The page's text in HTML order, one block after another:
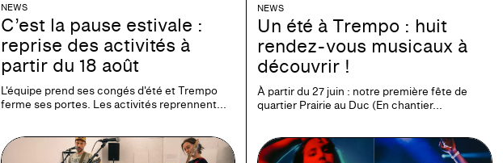
NEWS
C’est la pause estivale :
reprise des activités à
partir du 18 août
L'équipe prend ses congés d'été et Trempo
ferme ses portes. Les activités reprennent...
NEWS
Un été à Trempo : huit
rendez-vous musicaux à
découvrir !
À partir du 27 juin : notre première fête de
quartier Prairie au Duc (En chantier...